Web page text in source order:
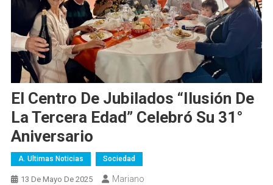
El Centro De Jubilados “Ilusión De
La Tercera Edad” Celebró Su 31°
Aniversario
A. Ultimas Noticias Sociedad
13 De Mayo De 2025 Mariano